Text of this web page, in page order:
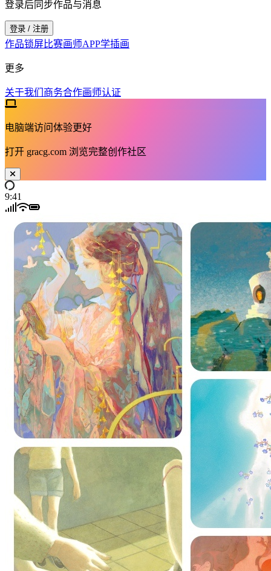
登录后同步作品与消息
登录 / 注册
作品锁屏比赛画师APP学插画
更多
关于我们 商务合作画师认证
电脑端访问体验更好
打开 gracg.com 浏览完整创作社区
9:41